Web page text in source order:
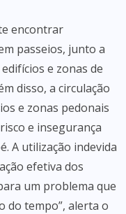
encontrar
passeios, junto a
e zonas de
disso, a circulação
e zonas pedonais
e insegurança
A utilização indevida
efetiva dos
um problema que
do tempo”, alerta o